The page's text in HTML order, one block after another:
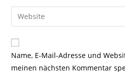
zum
Kommentieren
ein
E-
Mail-
zum
Kommentieren
ein
Gib
deine
Website-
URL
Name, E-Mail-Adresse und
meinen nächsten Kommentar